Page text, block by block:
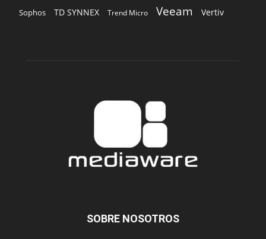
Sophos TD SYNNEX Trend Micro Veeam Vertiv
SOBRE NOSOTROS